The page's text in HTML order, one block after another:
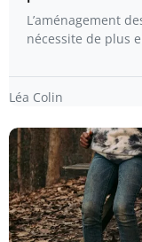
L’aménagement
nécessite de plus
Léa Colin